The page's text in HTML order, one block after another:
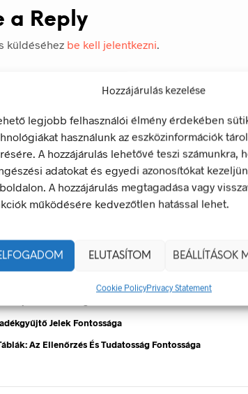
Hozzájárulás kezelése
legjobb felhasználói élmény érdekében
használunk az eszközinformációk
A hozzájárulás lehetővé teszi számunkra,
adatokat és egyedi azonosítókat
A hozzájárulás megtagadása vagy
működésére kedvezőtlen hatással lehet.
ELUTASÍTOM BEÁLLÍTÁSOK
Cookie PolicyPrivacy Statement
a Reply
küldéséhez be kell jelentkezni
– Miért Nélkülözhetetlenek A Munkahelyen?
Válaszd Ki, És Hogyan Teheted Egyedivé?
Megtestesítői
Jelek Fontossága
Az Ellenőrzés És Tudatosság Fontossága